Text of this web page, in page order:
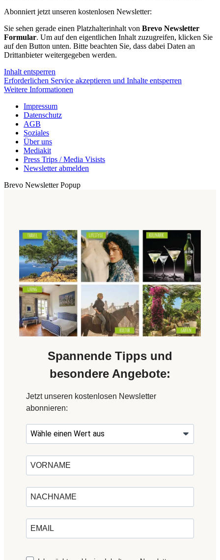
Abonniert jetzt unseren kostenlosen Newsletter:
Sie sehen gerade einen Platzhalterinhalt von Brevo Newsletter
Formular. Um auf den eigentlichen Inhalt zuzugreifen, klicken Sie
auf den Button unten. Bitte beachten Sie, dass dabei Daten an
Drittanbieter weitergegeben werden.
Inhalt entsperren
Erforderlichen Service akzeptieren und Inhalte entsperren
Weitere Informationen
Impressum
Datenschutz
AGB
Soziales
Über uns
Mediakit
Press Trips / Media Visists
Newsletter abmelden
Brevo Newsletter Popup